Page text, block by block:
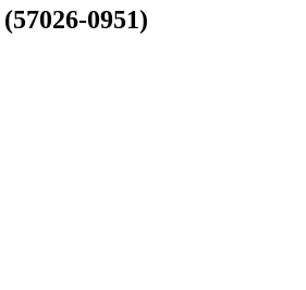
0951)